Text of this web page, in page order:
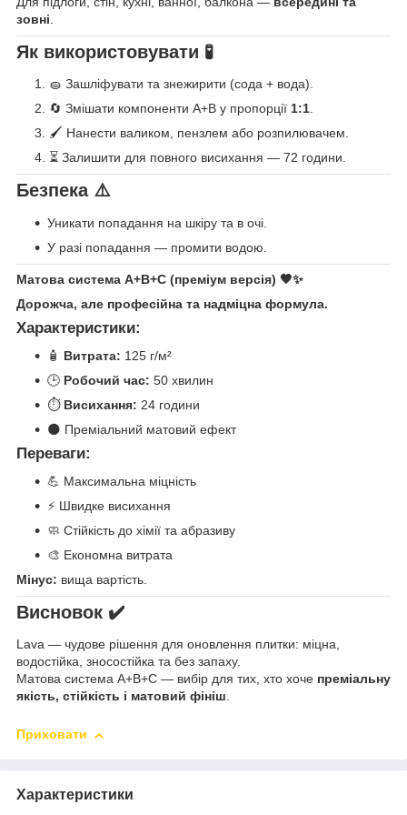
зовні
Як використовувати 🧪
🧽 Зашліфувати та знежирити (сода + вода).
🔄 Змішати компоненти A+B у пропорції 1:1.
🖌️ Нанести валиком, пензлем або розпилювачем.
⏳ Залишити для повного висихання — 72 години.
Безпека ⚠️
Уникати попадання на шкіру та в очі.
У разі попадання — промити водою.
Матова система A+B+C (преміум версія) 🖤✨
Дорожча, але професійна та надміцна формула.
Характеристики:
🧴 Витрата: 125 г/м²
🕒 Робочий час: 50 хвилин
⏱️ Висихання: 24 години
🌑 Преміальний матовий ефект
Переваги:
💪 Максимальна міцність
⚡ Швидке висихання
🧼 Стійкість до хімії та абразиву
🎨 Економна витрата
Мінус: вища вартість.
Висновок ✔️
Lava — чудове рішення для оновлення плитки: міцна,
водостійка, зносостійка та без запаху.
Матова система A+B+C — вибір для тих, хто хоче преміальну
якість, стійкість і матовий фініш.
Приховати
Характеристики